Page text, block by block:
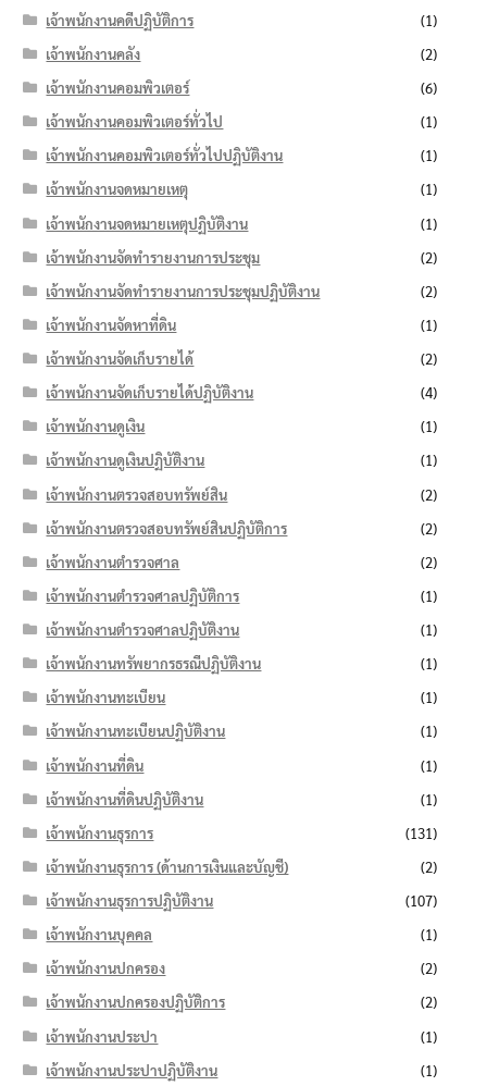
เจ้าพนักงานคดีปฏิบัติการ
(1)
เจ้าพนักงานคลัง
(2)
เจ้าพนักงานคอมพิวเตอร์
(6)
เจ้าพนักงานคอมพิวเตอร์ทั่วไป
(1)
เจ้าพนักงานคอมพิวเตอร์ทั่วไปปฏิบัติงาน
(1)
เจ้าพนักงานจดหมายเหตุ
(1)
เจ้าพนักงานจดหมายเหตุปฏิบัติงาน
(1)
เจ้าพนักงานจัดทำรายงานการประชุม
(2)
เจ้าพนักงานจัดทำรายงานการประชุมปฏิบัติงาน
(2)
เจ้าพนักงานจัดหาที่ดิน
(1)
เจ้าพนักงานจัดเก็บรายได้
(2)
เจ้าพนักงานจัดเก็บรายได้ปฏิบัติงาน
(4)
เจ้าพนักงานดูเงิน
(1)
เจ้าพนักงานดูเงินปฏิบัติงาน
(1)
เจ้าพนักงานตรวจสอบทรัพย์สิน
(2)
เจ้าพนักงานตรวจสอบทรัพย์สินปฏิบัติการ
(2)
เจ้าพนักงานตำรวจศาล
(2)
เจ้าพนักงานตำรวจศาลปฏิบัติการ
(1)
เจ้าพนักงานตำรวจศาลปฏิบัติงาน
(1)
เจ้าพนักงานทรัพยากรธรณีปฏิบัติงาน
(1)
เจ้าพนักงานทะเบียน
(1)
เจ้าพนักงานทะเบียนปฏิบัติงาน
(1)
เจ้าพนักงานที่ดิน
(1)
เจ้าพนักงานที่ดินปฏิบัติงาน
(1)
เจ้าพนักงานธุรการ
(131)
เจ้าพนักงานธุรการ (ด้านการเงินและบัญชี)
(2)
เจ้าพนักงานธุรการปฏิบัติงาน
(107)
เจ้าพนักงานบุคคล
(1)
เจ้าพนักงานปกครอง
(2)
เจ้าพนักงานปกครองปฏิบัติการ
(2)
เจ้าพนักงานประปา
(1)
เจ้าพนักงานประปาปฏิบัติงาน
(1)